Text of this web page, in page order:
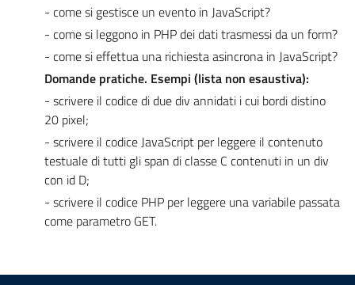
- come si gestisce un evento in JavaScript?
- come si leggono in PHP dei dati trasmessi da un form?
- come si effettua una richiesta asincrona in JavaScript?
Domande pratiche. Esempi (lista non esaustiva):
- scrivere il codice di due div annidati i cui bordi distino
20 pixel;
- scrivere il codice JavaScript per leggere il contenuto
testuale di tutti gli span di classe C contenuti in un div
con id D;
- scrivere il codice PHP per leggere una variabile passata
come parametro GET.